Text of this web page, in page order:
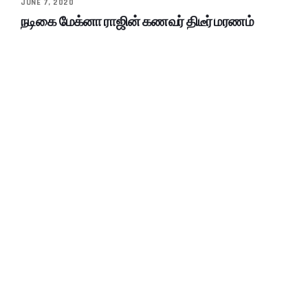
JUNE 7, 2020
நடிகை மேக்னா ராஜின் கணவர் திடீர் மரணம்